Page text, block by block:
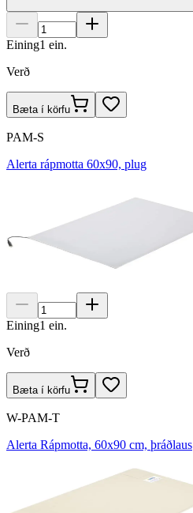
Eining1 ein.
Verð
Bæta í körfu
PAM-S
Alerta rápmotta 60x90, plug
Eining1 ein.
Verð
Bæta í körfu
W-PAM-T
Alerta Rápmotta, 60x90 cm, þráðlaus